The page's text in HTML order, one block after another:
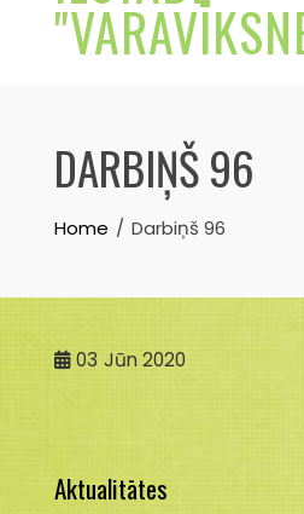
DARBIŅŠ 96
Home Darbiņš 96
03 Jūn 2020
Aktualitātes